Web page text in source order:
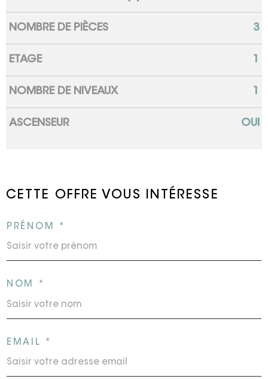
NOMBRE DE PIÈCES 3
ETAGE 1
NOMBRE DE NIVEAUX 1
ASCENSEUR OUI
CETTE OFFRE VOUS INTÉRESSE
PRÉNOM *
NOM *
EMAIL *